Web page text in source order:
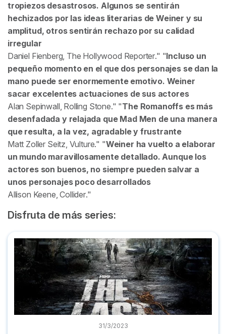
tropiezos desastrosos. Algunos se sentirán
hechizados por las ideas literarias de Weiner y su
amplitud, otros sentirán rechazo por su calidad
irregular
Daniel Fienberg, The Hollywood Reporter.
Incluso un
pequeño momento en el que dos personajes se dan la
mano puede ser enormemente emotivo. Weiner
sacar excelentes actuaciones de sus actores
Alan Sepinwall, Rolling Stone.
The Romanoffs es más
desenfadada y relajada que Mad Men de una manera
que resulta, a la vez, agradable y frustrante
Matt Zoller Seitz, Vulture.
Weiner ha vuelto a elaborar
un mundo maravillosamente detallado. Aunque los
actores son buenos, no siempre pueden salvar a
unos personajes poco desarrollados
Allison Keene,Collider.
Disfruta de más series:
The Last of Us: la serie - Resumen, críticas, trailers y
31/3/2023